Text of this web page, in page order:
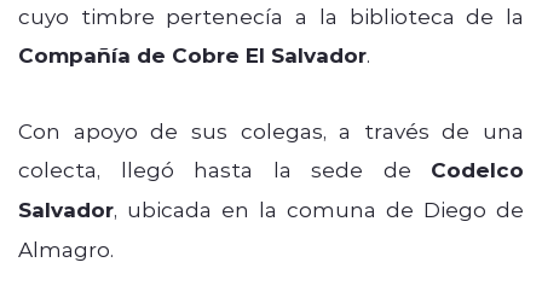
cuyo timbre pertenecía a la biblioteca de la
Compañía de Cobre El Salvador.
Con apoyo de sus colegas, a través de una
colecta, llegó hasta la sede de Codelco
Salvador, ubicada en la comuna de Diego de
Almagro.